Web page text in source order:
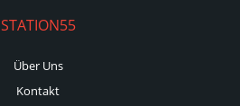
STATION55
Über Uns
Kontakt